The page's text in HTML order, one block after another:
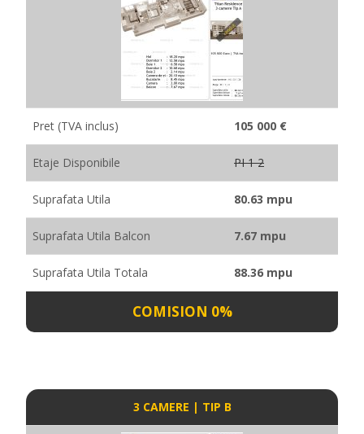
Pret (TVA inclus) 105 000 €
Etaje Disponibile PI 1 2
Suprafata Utila 80.63 mpu
Suprafata Utila Balcon 7.67 mpu
Suprafata Utila Totala 88.36 mpu
COMISION 0%
3 CAMERE | TIP B